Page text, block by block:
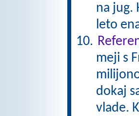
na jug.
leto
meji s
dokaj
vlade.